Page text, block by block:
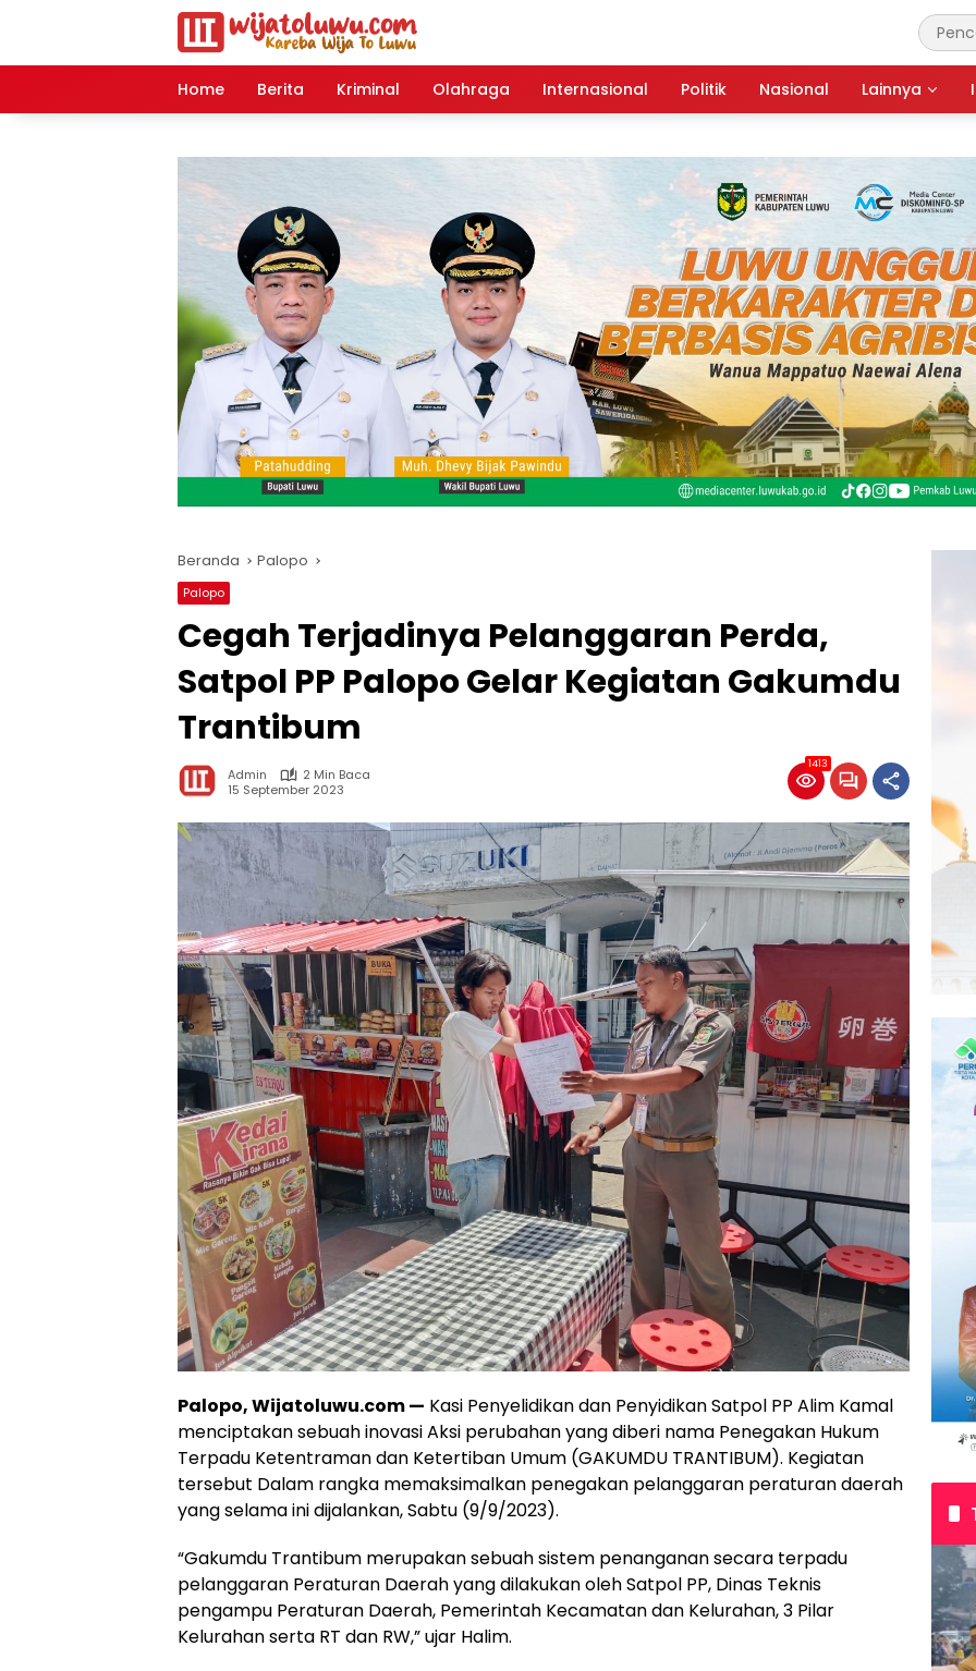
Home
Berita Kriminal Olahraga Internasional Politik Nasional Lainnya
Beranda Palopo
Palopo
Cegah Terjadinya Pelanggaran Perda,
Satpol PP Palopo Gelar Kegiatan Gakumdu
Trantibum
Admin
2 Min Baca
15 September 2023
1413
Palopo, Wijatoluwu.com — Kasi Penyelidikan dan Penyidikan Satpol PP Alim Kamal
menciptakan sebuah inovasi Aksi perubahan yang diberi nama Penegakan Hukum
Terpadu Ketentraman dan Ketertiban Umum (GAKUMDU TRANTIBUM). Kegiatan
tersebut Dalam rangka memaksimalkan penegakan pelanggaran peraturan daerah
yang selama ini dijalankan, Sabtu (9/9/2023).
“Gakumdu Trantibum merupakan sebuah sistem penanganan secara terpadu
pelanggaran Peraturan Daerah yang dilakukan oleh Satpol PP, Dinas Teknis
pengampu Peraturan Daerah, Pemerintah Kecamatan dan Kelurahan, 3 Pilar
Kelurahan serta RT dan RW,” ujar Halim.